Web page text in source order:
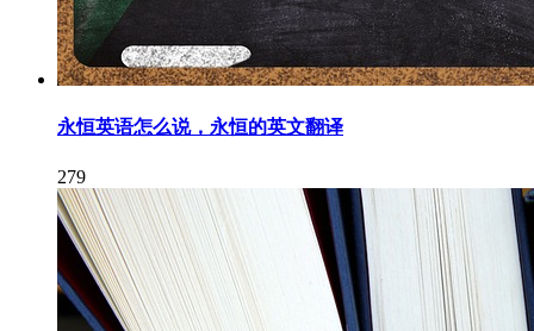
永恒英语怎么说，永恒的英文翻译
279